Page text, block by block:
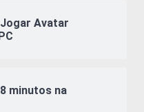
Avatar
minutos na